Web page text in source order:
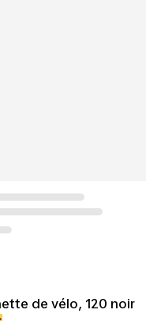
de vélo, 120 noir